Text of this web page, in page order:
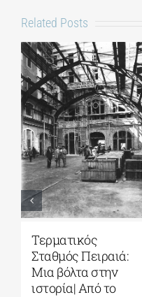
Related Posts
«Ανακαλύπτοντας»
την παραλία|
Γράφει ο Γιάννης
Λουκάς